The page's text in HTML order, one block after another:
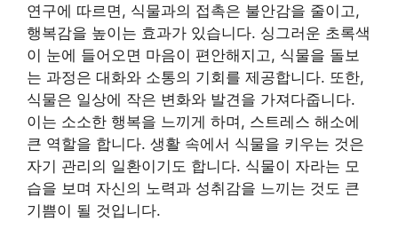
연구에 따르면, 식물과의 접촉은 불안감을 줄이고,
행복감을 높이는 효과가 있습니다. 싱그러운 초록색
이 눈에 들어오면 마음이 편안해지고, 식물을 돌보
는 과정은 대화와 소통의 기회를 제공합니다. 또한,
식물은 일상에 작은 변화와 발견을 가져다줍니다.
이는 소소한 행복을 느끼게 하며, 스트레스 해소에
큰 역할을 합니다. 생활 속에서 식물을 키우는 것은
자기 관리의 일환이기도 합니다. 식물이 자라는 모
습을 보며 자신의 노력과 성취감을 느끼는 것도 큰
기쁨이 될 것입니다.